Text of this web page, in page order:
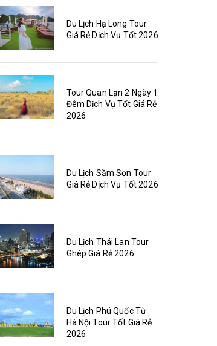
Du Lịch Hạ Long Tour
Giá Rẻ Dịch Vụ Tốt 2026
Tour Quan Lạn 2 Ngày 1
Đêm Dịch Vụ Tốt Giá Rẻ
2026
Du Lịch Sầm Sơn Tour
Giá Rẻ Dịch Vụ Tốt 2026
Du Lịch Thái Lan Tour
Ghép Giá Rẻ 2026
Du Lịch Phú Quốc Từ
Hà Nội Tour Tốt Giá Rẻ
2026